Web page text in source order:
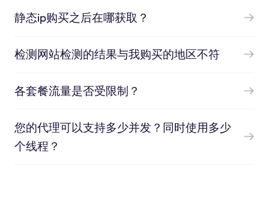
静态ip购买之后在哪获取？
检测网站检测的结果与我购买的地区不符
各套餐流量是否受限制？
您的代理可以支持多少并发？同时使用多少
个线程？